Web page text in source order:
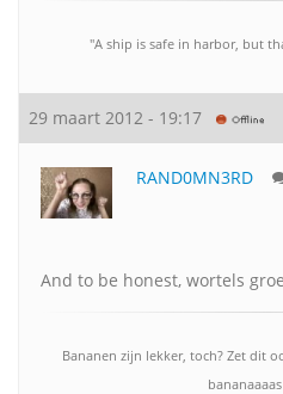
"A ship is safe in harbor, but
29 maart 2012 - 19:17
RAND0MN3RD
And to be honest, wortels
Bananen zijn lekker, toch? Zet dit